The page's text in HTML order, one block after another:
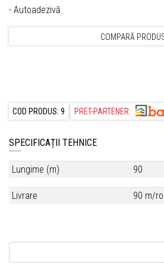
- Autoadezivă
COMPARĂ
COD PRODUS: 9 PRET-PARTENER:
SPECIFICAȚII TEHNICE
Lungime (m) 90
Livrare 90 m/